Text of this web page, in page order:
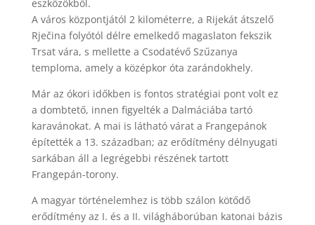
eszközökből.
A város központjától 2 kilométerre, a Rijekát átszelő
Rječina folyótól délre emelkedő magaslaton fekszik
Trsat vára, s mellette a Csodatévő Szűzanya
temploma, amely a középkor óta zarándokhely.
Már az ókori időkben is fontos stratégiai pont volt ez
a dombtető, innen figyelték a Dalmáciába tartó
karavánokat. A mai is látható várat a Frangepánok
építették a 13. században; az erődítmény délnyugati
sarkában áll a legrégebbi részének tartott
Frangepán-torony.
A magyar történelemhez is több szálon kötődő
erődítmény az I. és a II. világháborúban katonai bázis